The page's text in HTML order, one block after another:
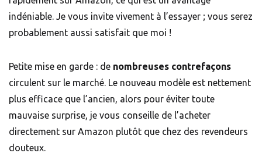
indéniable. Je vous invite vivement à l’essayer ; vous serez
probablement aussi satisfait que moi !
Petite mise en garde : de nombreuses contrefaçons
circulent sur le marché. Le nouveau modèle est nettement
plus efficace que l’ancien, alors pour éviter toute
mauvaise surprise, je vous conseille de l’acheter
directement sur Amazon plutôt que chez des revendeurs
douteux.